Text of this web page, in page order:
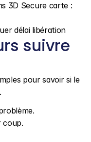
3D Secure carte :
délai libération
suivre
pour savoir si le
coup.